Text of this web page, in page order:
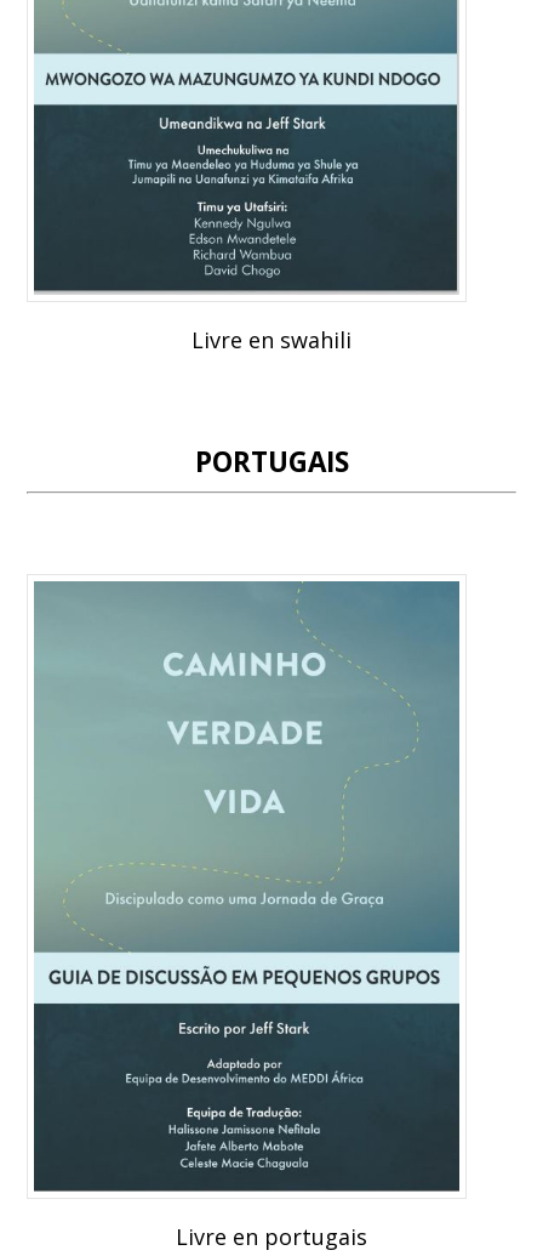
Livre en swahili
PORTUGAIS
Livre en portugais